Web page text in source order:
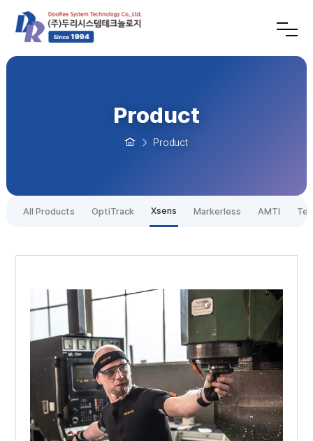
Product
Product
All Products OptiTrack Xsens Markerless AMTI